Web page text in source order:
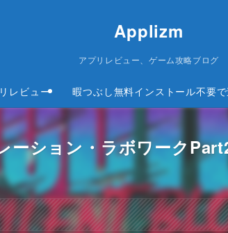
Applizm
アプリレビュー、ゲーム攻略ブログ
レビュー 暇つぶし無料インストール不要
ション・ラボワーク